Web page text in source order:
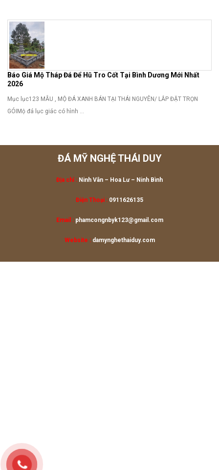
Báo Giá Mộ Tháp Đá Để Hũ Tro Cốt Tại Bình Dương Mới Nhất
2026
Mục lục123 MẪU , MỘ ĐÁ XANH BÁN TẠI THÁI NGUYÊN/ LẮP ĐẶT TRỌN
GÓIMộ đá lục giác có hình ...
ĐÁ MỸ NGHỆ THÁI DUY
Địa chỉ : Ninh Vân – Hoa Lư – Ninh Bình
Điện Thoại : 0911626135
Email :phamcongnbyk123@gmail.com
Website :damynghethaiduy.com